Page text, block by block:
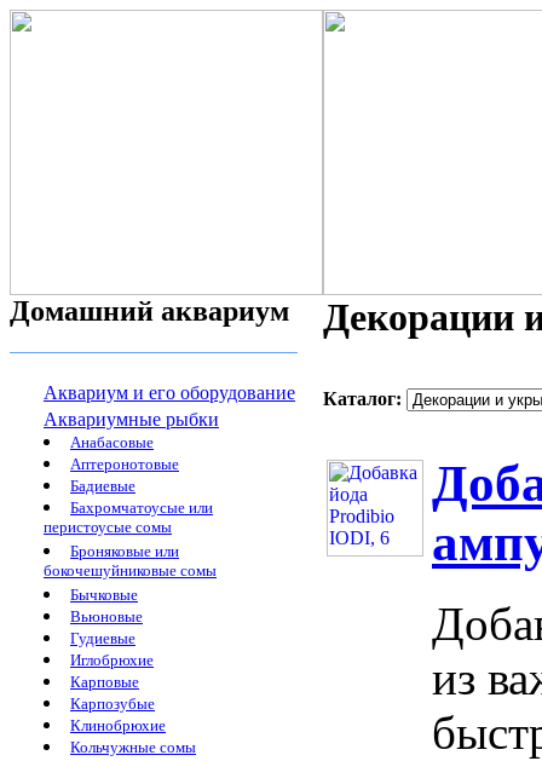
Домашний аквариум
Аквариум и его оборудование
Аквариумные рыбки
Анабасовые
Аптеронотовые
Бадиевые
Бахромчатоусые или
перистоусые сомы
Броняковые или
бокочешуйниковые сомы
Бычковые
Вьюновые
Гудиевые
Иглобрюхие
Карповые
Карпозубые
Клинобрюхие
Кольчужные сомы
Декорации
Каталог:
из